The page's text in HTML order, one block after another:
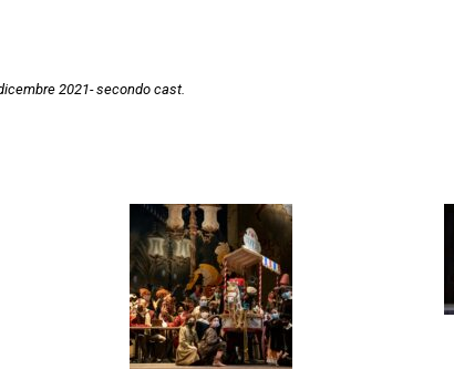
2021- secondo cast.